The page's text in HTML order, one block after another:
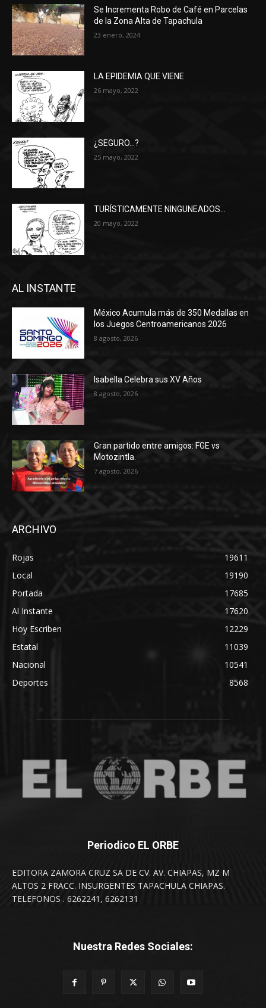
Se Incrementa Robo de Café en Parcelas
de la Zona Alta de Tapachula
23 enero, 2024
LA EPIDEMIA QUE VIENE
26 mayo, 2022
¿SEGURO…?
25 mayo, 2022
TURÍSTICAMENTE NINGUNEADOS…
20 mayo, 2022
AL INSTANTE
México Acumula más de 350 Medallas en
los Juegos Centroamericanos 2026
8 agosto, 2026
Isabella Celebra sus XV Años
8 agosto, 2026
Gran partido entre amigos: FGE vs
Motozintla.
7 agosto, 2026
ARCHIVO
Rojas
19611
Local
19190
Portada
17685
Al Instante
17620
Hoy Escriben
12229
Estatal
11039
Nacional
10541
Deportes
8568
Periodico EL ORBE
EDITORA ZAMORA CRUZ SA DE CV. AV. CHIAPAS, MZ M
ALTOS 2 FRACC. INSURGENTES TAPACHULA CHIAPAS.
TELEFONOS . 6262241, 6262131
Nuestra Redes Sociales: